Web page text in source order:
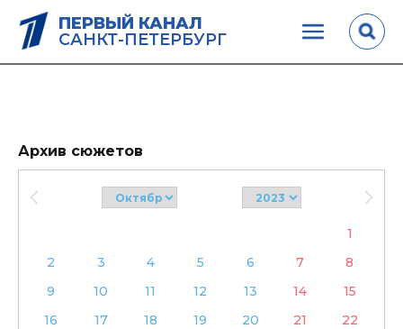
ПЕРВЫЙ КАНАЛ
САНКТ-ПЕТЕРБУРГ
Архив сюжетов
1
2
3 4 5 6 7
8
9
10 11 12 13 14
15
16
17 18 19 20 21
22